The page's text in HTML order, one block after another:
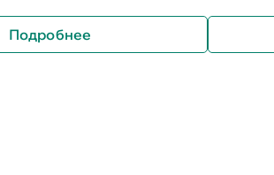
Подробнее